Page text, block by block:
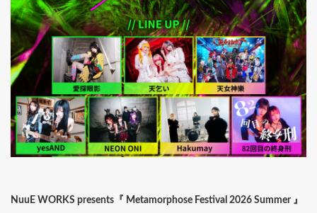
NuuE WORKS presents『 Metamorphose Festival 2026 Summer 』